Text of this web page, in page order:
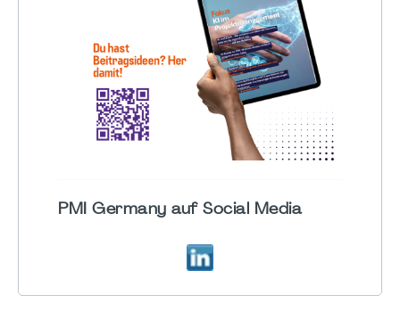
PMI Germany auf Social Media